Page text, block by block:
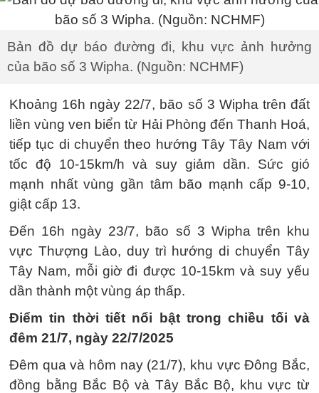
Bản đồ dự báo đường đi, khu vực ảnh hưởng
của bão số 3 Wipha. (Nguồn: NCHMF)
Khoảng 16h ngày 22/7, bão số 3 Wipha trên đất
liền vùng ven biển từ Hải Phòng đến Thanh Hoá,
tiếp tục di chuyển theo hướng Tây Tây Nam với
tốc độ 10-15km/h và suy giảm dần. Sức gió
mạnh nhất vùng gần tâm bão mạnh cấp 9-10,
giật cấp 13.
Đến 16h ngày 23/7, bão số 3 Wipha trên khu
vực Thượng Lào, duy trì hướng di chuyển Tây
Tây Nam, mỗi giờ đi được 10-15km và suy yếu
dần thành một vùng áp thấp.
Điểm tin thời tiết nổi bật trong chiều tối và
đêm 21/7, ngày 22/7/2025
Đêm qua và hôm nay (21/7), khu vực Đông Bắc,
đồng bằng Bắc Bộ và Tây Bắc Bộ, khu vực từ